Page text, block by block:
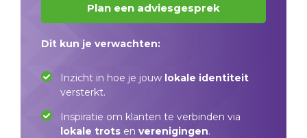
Plan een adviesgesprek
Dit kun je verwachten:
Inzicht in hoe je jouw lokale identiteit
versterkt.
Inspiratie om klanten te verbinden via
lokale trots en verenigingen.